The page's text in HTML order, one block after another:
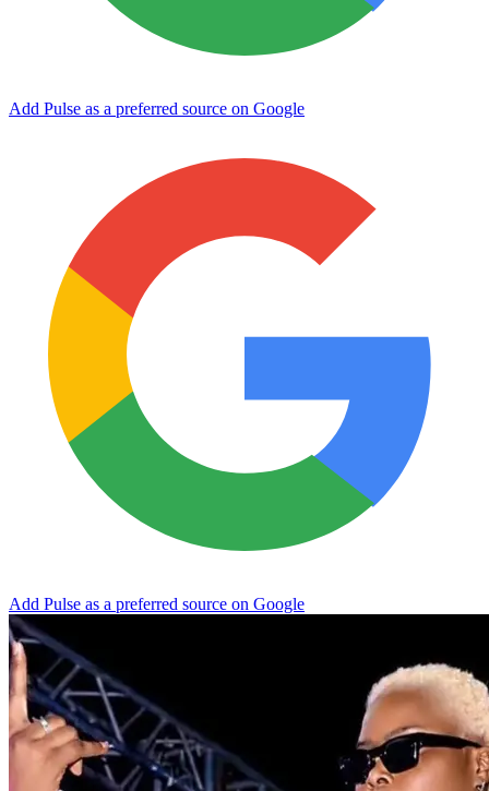
Add Pulse as a preferred source on Google
Add Pulse as a preferred source on Google